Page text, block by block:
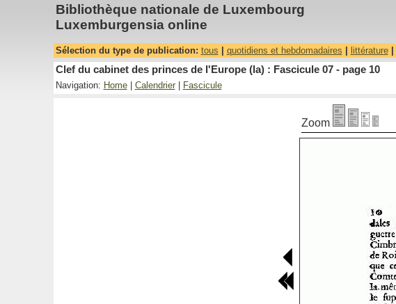
Bibliothèque nationale de Luxembourg
Luxemburgensia online
Sélection du type de publication: tous quotidiens et hebdomadaires littérature|
Clef du cabinet des princes de l'Europe (la) : Fascicule 07 - page 10
Navigation: Home| Calendrier| Fascicule
Zoom